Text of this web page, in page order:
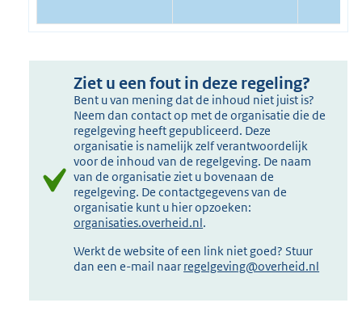
Ziet u een fout in deze regeling?
Bent u van mening dat de inhoud niet juist is?
Neem dan contact op met de organisatie die de
regelgeving heeft gepubliceerd. Deze
organisatie is namelijk zelf verantwoordelijk
voor de inhoud van de regelgeving. De naam
van de organisatie ziet u bovenaan de
regelgeving. De contactgegevens van de
organisatie kunt u hier opzoeken:
organisaties.overheid.nl.
Werkt de website of een link niet goed? Stuur
dan een e-mail naar regelgeving@overheid.nl